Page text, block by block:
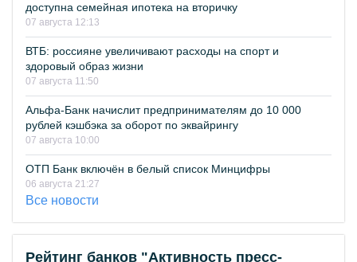
доступна семейная ипотека на вторичку
07 августа 12:13
ВТБ: россияне увеличивают расходы на спорт и
здоровый образ жизни
07 августа 11:50
Альфа-Банк начислит предпринимателям до 10 000
рублей кэшбэка за оборот по эквайрингу
07 августа 10:00
ОТП Банк включён в белый список Минцифры
06 августа 21:27
Все новости
Рейтинг банков "Активность пресс-